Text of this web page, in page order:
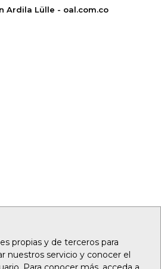
propias y de terceros para
nuestros servicio y conocer el
Ardila Lülle - oal.com.co